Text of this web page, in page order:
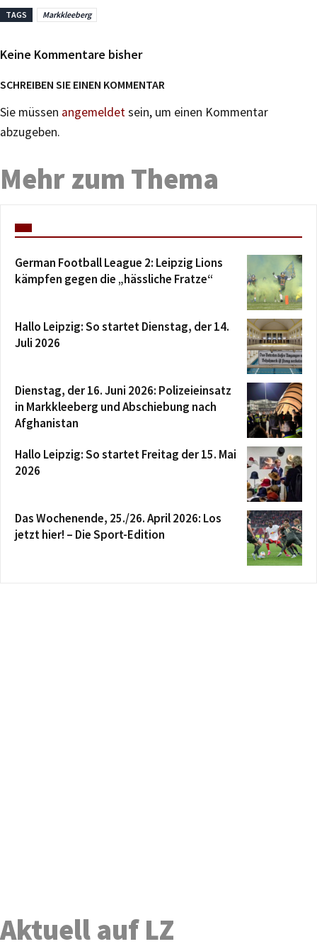
TAGS Markkleeberg
Keine Kommentare bisher
SCHREIBEN SIE EINEN KOMMENTAR
Sie müssen angemeldetsein, um einen Kommentar
abzugeben.
Mehr zum Thema
German Football League 2: Leipzig Lions
kämpfen gegen die „hässliche Fratze“
Hallo Leipzig: So startet Dienstag, der 14.
Juli 2026
Dienstag, der 16. Juni 2026: Polizeieinsatz
in Markkleeberg und Abschiebung nach
Afghanistan
Hallo Leipzig: So startet Freitag der 15. Mai
2026
Das Wochenende, 25./26. April 2026: Los
jetzt hier! – Die Sport-Edition
Aktuell auf LZ